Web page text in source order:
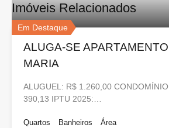
Imóveis Relacionados
Em Destaque
ALUGA-SE
MARIA
ALUGUEL: R$ 1.260,00
390,13 IPTU 2025:…
Quartos
Banheiros
Área